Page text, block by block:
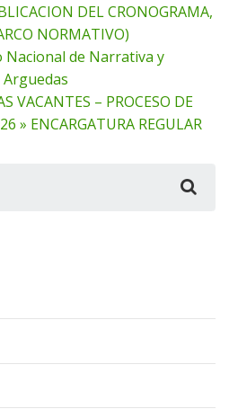
DEL CRONOGRAMA,
NORMATIVO)
Nacional de Narrativa y
Arguedas
VACANTES – PROCESO DE
» ENCARGATURA REGULAR